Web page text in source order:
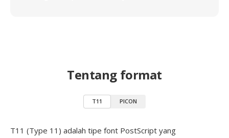
Tentang format
T11 PICON
T11 (Type 11) adalah tipe font PostScript yang